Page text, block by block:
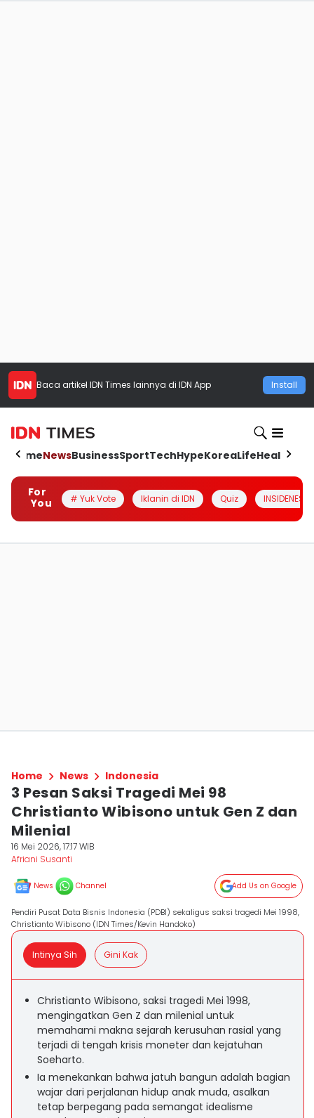
Baca artikel IDN Times lainnya di IDN App Install
HomeNewsBusinessSportTechHypeKoreaLifeHealth
For
You
# Yuk Vote Iklanin di IDN Quiz INSIDENESIA
Home News Indonesia
3 Pesan Saksi Tragedi Mei 98
Christianto Wibisono untuk Gen Z dan
Milenial
16 Mei 2026, 17:17 WIB
Afriani Susanti
News Channel Add Us on Google
Pendiri Pusat Data Bisnis Indonesia (PDBI) sekaligus saksi tragedi Mei 1998,
Christianto Wibisono (IDN Times/Kevin Handoko)
Intinya Sih Gini Kak
Christianto Wibisono, saksi tragedi Mei 1998,
mengingatkan Gen Z dan milenial untuk
memahami makna sejarah kerusuhan rasial yang
terjadi di tengah krisis moneter dan kejatuhan
Soeharto.
Ia menekankan bahwa jatuh bangun adalah bagian
wajar dari perjalanan hidup anak muda, asalkan
tetap berpegang pada semangat idealisme